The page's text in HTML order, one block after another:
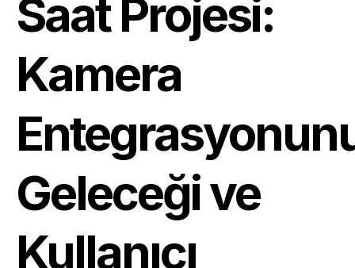
Saat Projesi:
Kamera
Geleceği ve
Kullanıcı